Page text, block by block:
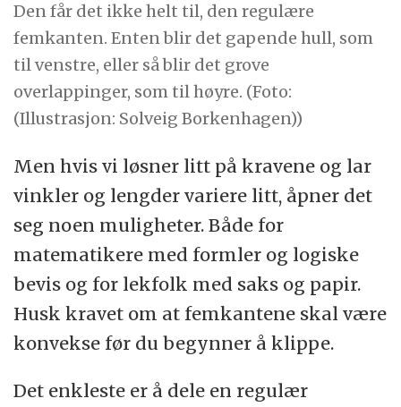
Den får det ikke helt til, den regulære
femkanten. Enten blir det gapende hull, som
til venstre, eller så blir det grove
overlappinger, som til høyre. (Foto:
(Illustrasjon: Solveig Borkenhagen))
Men hvis vi løsner litt på kravene og lar
vinkler og lengder variere litt, åpner det
seg noen muligheter. Både for
matematikere med formler og logiske
bevis og for lekfolk med saks og papir.
Husk kravet om at femkantene skal være
konvekse før du begynner å klippe.
Det enkleste er å dele en regulær